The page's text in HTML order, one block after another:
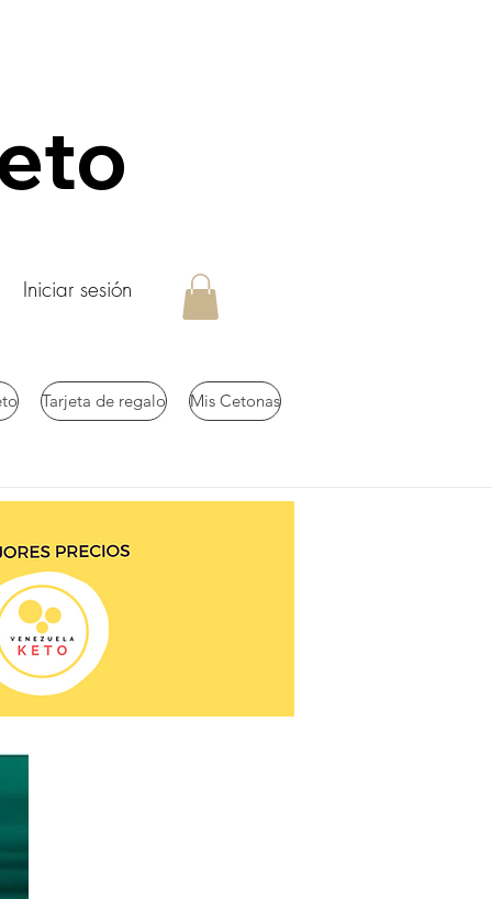
Iniciar sesión
Tarjeta de regalo Mis Cetonas